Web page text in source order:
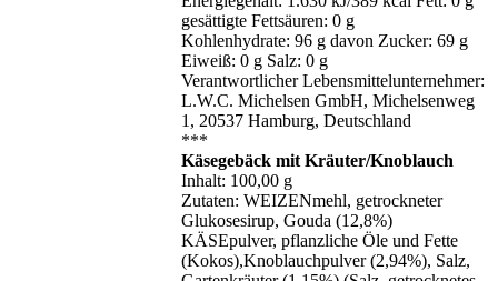
gesättigte Fettsäuren: 0 g
Kohlenhydrate: 96 g davon Zucker: 69 g
Eiweiß: 0 g Salz: 0 g
Verantwortlicher Lebensmittelunternehmer:
L.W.C. Michelsen GmbH, Michelsenweg
1, 20537 Hamburg, Deutschland
***
Käsegebäck mit Kräuter/Knoblauch
Inhalt: 100,00 g
Zutaten: WEIZENmehl, getrockneter
Glukosesirup, Gouda (12,8%)
KÄSEpulver, pflanzliche Öle und Fette
(Kokos),Knoblauchpulver (2,94%), Salz,